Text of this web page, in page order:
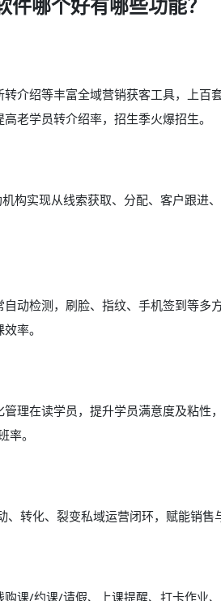
介绍等丰富全域营销获客工具，上百
老学员转介绍率，招生季火爆招生。
构实现从线索获取、分配、客户跟进
动检测，刷脸、指纹、手机签到等多
率。
理在读学员，提升学员满意度及粘性
。
转化、裂变私域运营闭环，赋能销售
课/约课/请假、上课提醒、打卡作业